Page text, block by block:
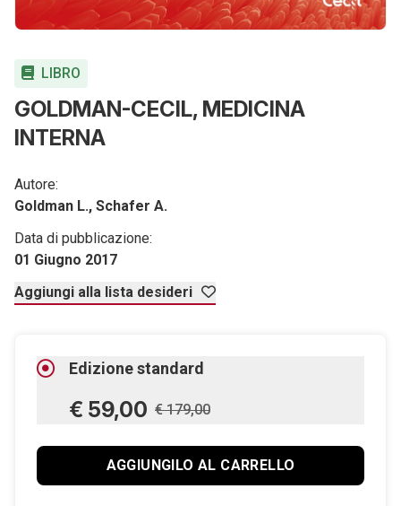
LIBRO
GOLDMAN-CECIL, MEDICINA
INTERNA
Autore:
Goldman L., Schafer A.
Data di pubblicazione:
01 Giugno 2017
Aggiungi alla lista desideri
Edizione standard
€ 59,00 € 179,00
AGGIUNGILO AL CARRELLO